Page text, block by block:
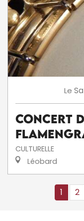
Le
Concert
CULTURELLE
Léobard
1 2